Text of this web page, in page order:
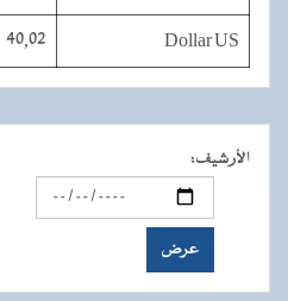
Dollar US
40,02
الأرشيف: